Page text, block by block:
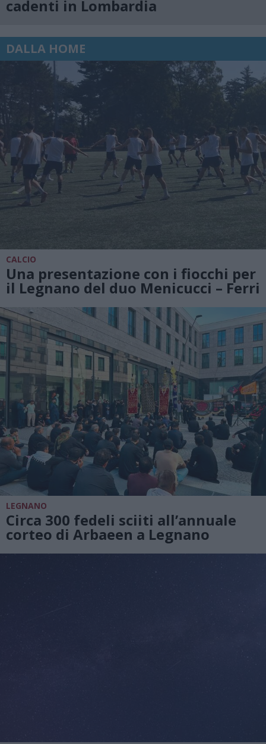
cadenti in Lombardia
DALLA HOME
CALCIO
Una presentazione con i fiocchi per
il Legnano del duo Menicucci – Ferri
LEGNANO
Circa 300 fedeli sciiti all’annuale
corteo di Arbaeen a Legnano